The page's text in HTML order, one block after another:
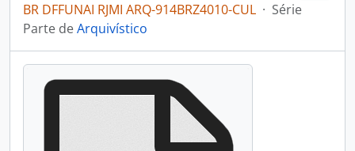
BR DFFUNAI RJMI ARQ-914BRZ4010-CUL · Série
Parte deArquivístico